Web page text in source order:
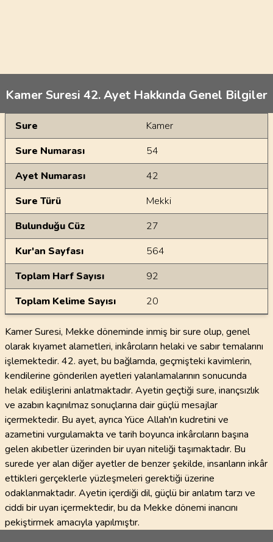
Kamer Suresi 42. Ayet Hakkında Genel Bilgiler
Genel Bilgiler
Sure
Kamer
Sure Numarası
54
Ayet Numarası
42
Sure Türü
Mekki
Bulunduğu Cüz
27
Kur'an Sayfası
564
Toplam Harf Sayısı
92
Toplam Kelime Sayısı
20
Kamer Suresi, Mekke döneminde inmiş bir sure olup, genel
olarak kıyamet alametleri, inkârcıların helaki ve sabır temalarını
işlemektedir. 42. ayet, bu bağlamda, geçmişteki kavimlerin,
kendilerine gönderilen ayetleri yalanlamalarının sonucunda
helak edilişlerini anlatmaktadır. Ayetin geçtiği sure, inançsızlık
ve azabın kaçınılmaz sonuçlarına dair güçlü mesajlar
içermektedir. Bu ayet, ayrıca Yüce Allah'ın kudretini ve
azametini vurgulamakta ve tarih boyunca inkârcıların başına
gelen akıbetler üzerinden bir uyarı niteliği taşımaktadır. Bu
surede yer alan diğer ayetler de benzer şekilde, insanların inkâr
ettikleri gerçeklerle yüzleşmeleri gerektiği üzerine
odaklanmaktadır. Ayetin içerdiği dil, güçlü bir anlatım tarzı ve
ciddi bir uyarı içermektedir, bu da Mekke dönemi inancını
pekiştirmek amacıyla yapılmıştır.